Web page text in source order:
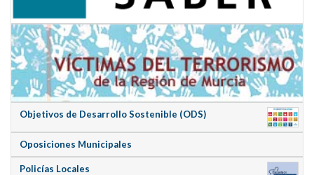
Objetivos de Desarrollo Sostenible (ODS)
Oposiciones Municipales
Policías Locales